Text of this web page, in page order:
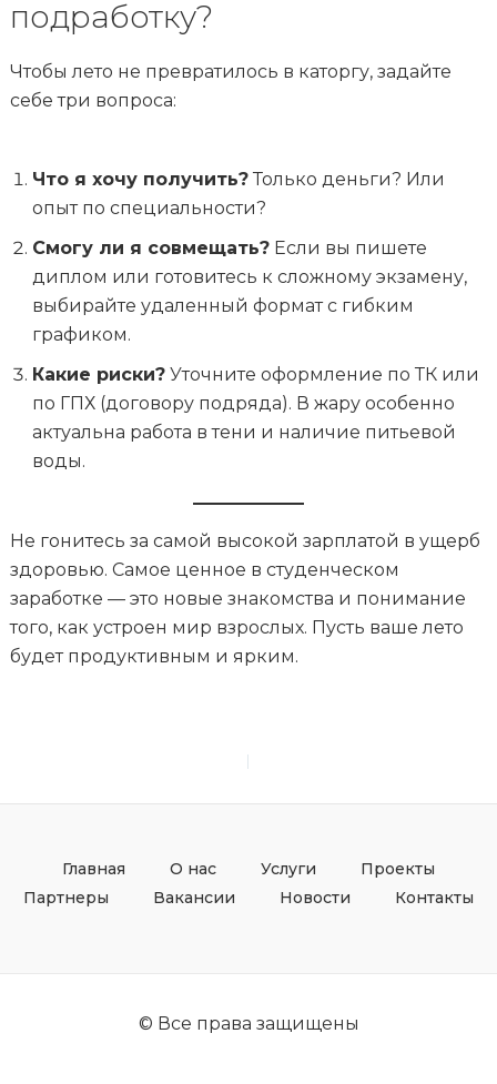
подработку?
Чтобы лето не превратилось в каторгу, задайте
себе три вопроса:
Что я хочу получить?Только деньги? Или
опыт по специальности?
Смогу ли я совмещать?Если вы пишете
диплом или готовитесь к сложному экзамену,
выбирайте удаленный формат с гибким
графиком.
Какие риски?Уточните оформление по ТК или
по ГПХ (договору подряда). В жару особенно
актуальна работа в тени и наличие питьевой
воды.
Не гонитесь за самой высокой зарплатой в ущерб
здоровью. Самое ценное в студенческом
заработке — это новые знакомства и понимание
того, как устроен мир взрослых. Пусть ваше лето
будет продуктивным и ярким.
Главная О нас Услуги
Проекты
Партнеры
Вакансии Новости Контакты
© Все права защищены